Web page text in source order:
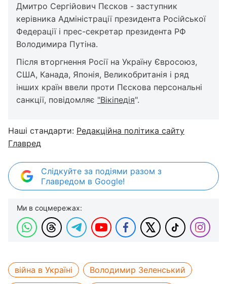
Дмитро Сергійович Пєсков - заступник
керівника Адміністрації президента Російської
Федерації і прес-секретар президента РФ
Володимира Путіна.
Після вторгнення Росії на Україну Євросоюз,
США, Канада, Японія, Великобританія і ряд
інших країн ввели проти Пєскова персональні
санкції, повідомляє "Вікіпедія".
Наші стандарти: Редакційна політика сайту
Главред
Слідкуйте за подіями разом з
Главредом в Google!
Ми в соцмережах:
війна в Україні
Володимир Зеленський